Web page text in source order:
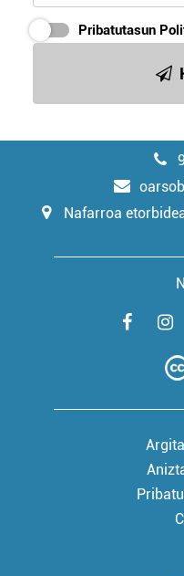
Pribatutasun
Nafarroa